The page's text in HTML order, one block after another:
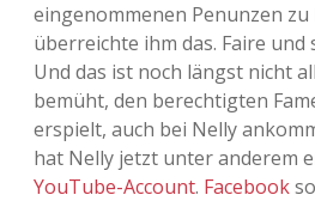
eingenommenen Penunzen zu
überreichte ihm das. Faire und
Und das ist noch längst nicht
bemüht, den berechtigten
erspielt, auch bei Nelly
hat Nelly jetzt unter anderem
YouTube-Account. Facebook